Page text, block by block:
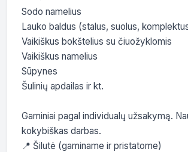
Sodo namelius
Lauko baldus (stalus, suolus,
Vaikiškus bokštelius su čiuožyklomis
Vaikiškus namelius
Sūpynes
Šulinių apdailas ir kt.
Gaminiai pagal individualų užsakymą.
kokybiškas darbas.
📍 Šilutė (gaminame ir pristatome)